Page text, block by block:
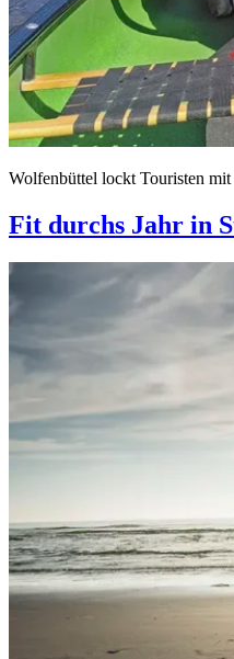
Wolfenbüttel lockt Touristen mit
Fit durchs Jahr in